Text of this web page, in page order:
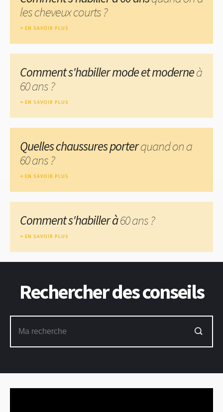
les cheveux courts ?
EN SAVOIR PLUS
Comment s'habiller mode et moderneà
60 ans ?
EN SAVOIR PLUS
Quelles chaussures porterquand on a
60 ans ?
EN SAVOIR PLUS
Comment s'habiller à60 ans ?
EN SAVOIR PLUS
Rechercher des conseils